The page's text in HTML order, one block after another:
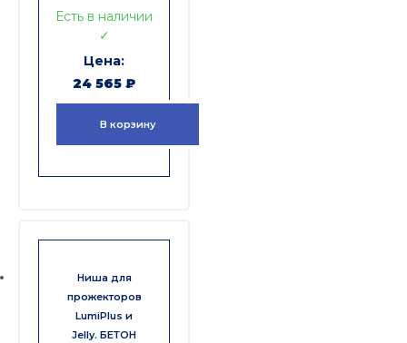
Есть в наличии
✓
24 565 ₽
В корзину
Ниша для
прожекторов
LumiPlus и
Jelly. БЕТОН